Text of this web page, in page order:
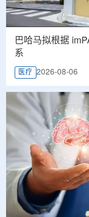
巴哈马拟根据
系
医疗 2026-08-06